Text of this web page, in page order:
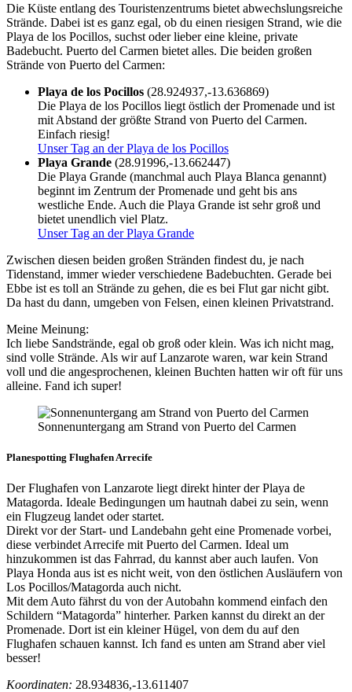
Die Küste entlang des Touristenzentrums bietet abwechslungsreiche
Strände. Dabei ist es ganz egal, ob du einen riesigen Strand, wie die
Playa de los Pocillos, suchst oder lieber eine kleine, private
Badebucht. Puerto del Carmen bietet alles. Die beiden großen
Strände von Puerto del Carmen:
Playa de los Pocillos (28.924937,-13.636869)
Die Playa de los Pocillos liegt östlich der Promenade und ist
mit Abstand der größte Strand von Puerto del Carmen.
Einfach riesig!
Unser Tag an der Playa de los Pocillos
Playa Grande (28.91996,-13.662447)
Die Playa Grande (manchmal auch Playa Blanca genannt)
beginnt im Zentrum der Promenade und geht bis ans
westliche Ende. Auch die Playa Grande ist sehr groß und
bietet unendlich viel Platz.
Unser Tag an der Playa Grande
Zwischen diesen beiden großen Stränden findest du, je nach
Tidenstand, immer wieder verschiedene Badebuchten. Gerade bei
Ebbe ist es toll an Strände zu gehen, die es bei Flut gar nicht gibt.
Da hast du dann, umgeben von Felsen, einen kleinen Privatstrand.
Meine Meinung:
Ich liebe Sandstrände, egal ob groß oder klein. Was ich nicht mag,
sind volle Strände. Als wir auf Lanzarote waren, war kein Strand
voll und die angesprochenen, kleinen Buchten hatten wir oft für uns
alleine. Fand ich super!
Sonnenuntergang am Strand von Puerto del Carmen
Planespotting Flughafen Arrecife
Der Flughafen von Lanzarote liegt direkt hinter der Playa de
Matagorda. Ideale Bedingungen um hautnah dabei zu sein, wenn
ein Flugzeug landet oder startet.
Direkt vor der Start- und Landebahn geht eine Promenade vorbei,
diese verbindet Arrecife mit Puerto del Carmen. Ideal um
hinzukommen ist das Fahrrad, du kannst aber auch laufen. Von
Playa Honda aus ist es nicht weit, von den östlichen Ausläufern von
Los Pocillos/Matagorda auch nicht.
Mit dem Auto fährst du von der Autobahn kommend einfach den
Schildern “Matagorda” hinterher. Parken kannst du direkt an der
Promenade. Dort ist ein kleiner Hügel, von dem du auf den
Flughafen schauen kannst. Ich fand es unten am Strand aber viel
besser!
Koordinaten: 28.934836,-13.611407